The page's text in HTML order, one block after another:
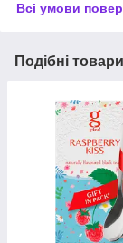
Всі умови
Подібні